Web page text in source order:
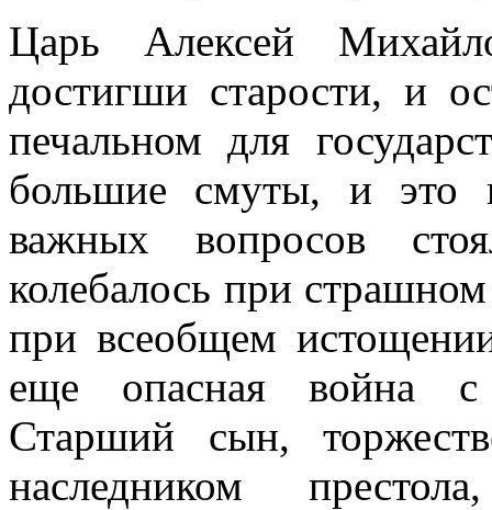
Царь Алексей
достигши старости, и
печальном для
большие смуты, и это
важных вопросов
колебалось при
при всеобщем
еще опасная война с
Старший сын,
наследником